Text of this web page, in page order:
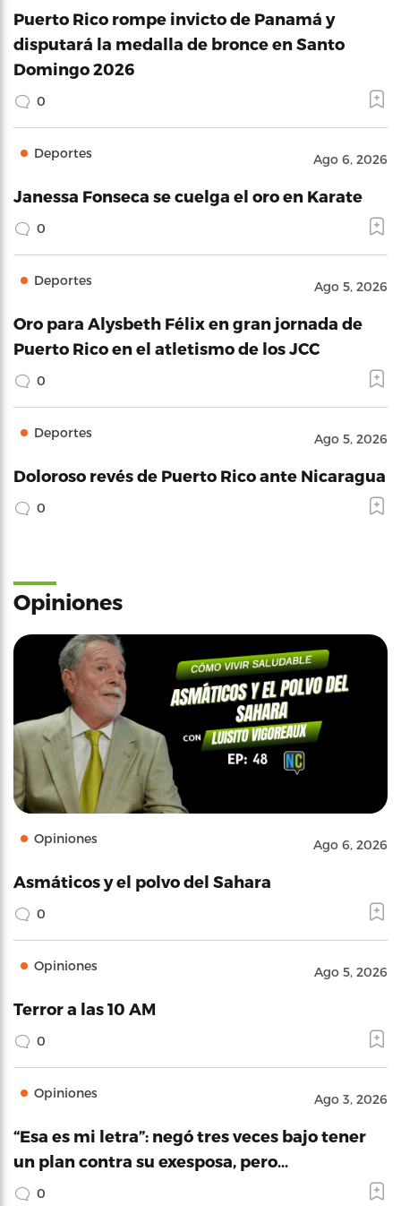
Puerto Rico rompe invicto de Panamá y
disputará la medalla de bronce en Santo
Domingo 2026
0
Deportes Ago 6, 2026
Janessa Fonseca se cuelga el oro en Karate
0
Deportes Ago 5, 2026
Oro para Alysbeth Félix en gran jornada de
Puerto Rico en el atletismo de los JCC
0
Deportes Ago 5, 2026
Doloroso revés de Puerto Rico ante Nicaragua
0
Opiniones
Opiniones Ago 6, 2026
Asmáticos y el polvo del Sahara
0
Opiniones Ago 5, 2026
Terror a las 10 AM
0
Opiniones Ago 3, 2026
“Esa es mi letra”: negó tres veces bajo tener
un plan contra su exesposa, pero…
0